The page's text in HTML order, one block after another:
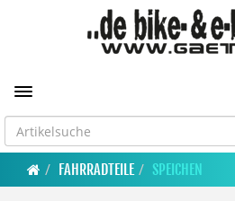
Toggle navigation
FAHRRADTEILE SPEICHEN